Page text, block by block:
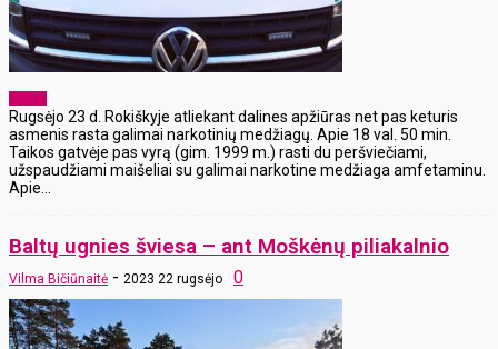
Rugsėjo 23 d. Rokiškyje atliekant dalines apžiūras net pas keturis
asmenis rasta galimai narkotinių medžiagų. Apie 18 val. 50 min.
Taikos gatvėje pas vyrą (gim. 1999 m.) rasti du peršviečiami,
užspaudžiami maišeliai su galimai narkotine medžiaga amfetaminu.
Apie...
Baltų ugnies šviesa – ant Moškėnų piliakalnio
Vilma Bičiūnaitė - 2023 22 rugsėjo 0